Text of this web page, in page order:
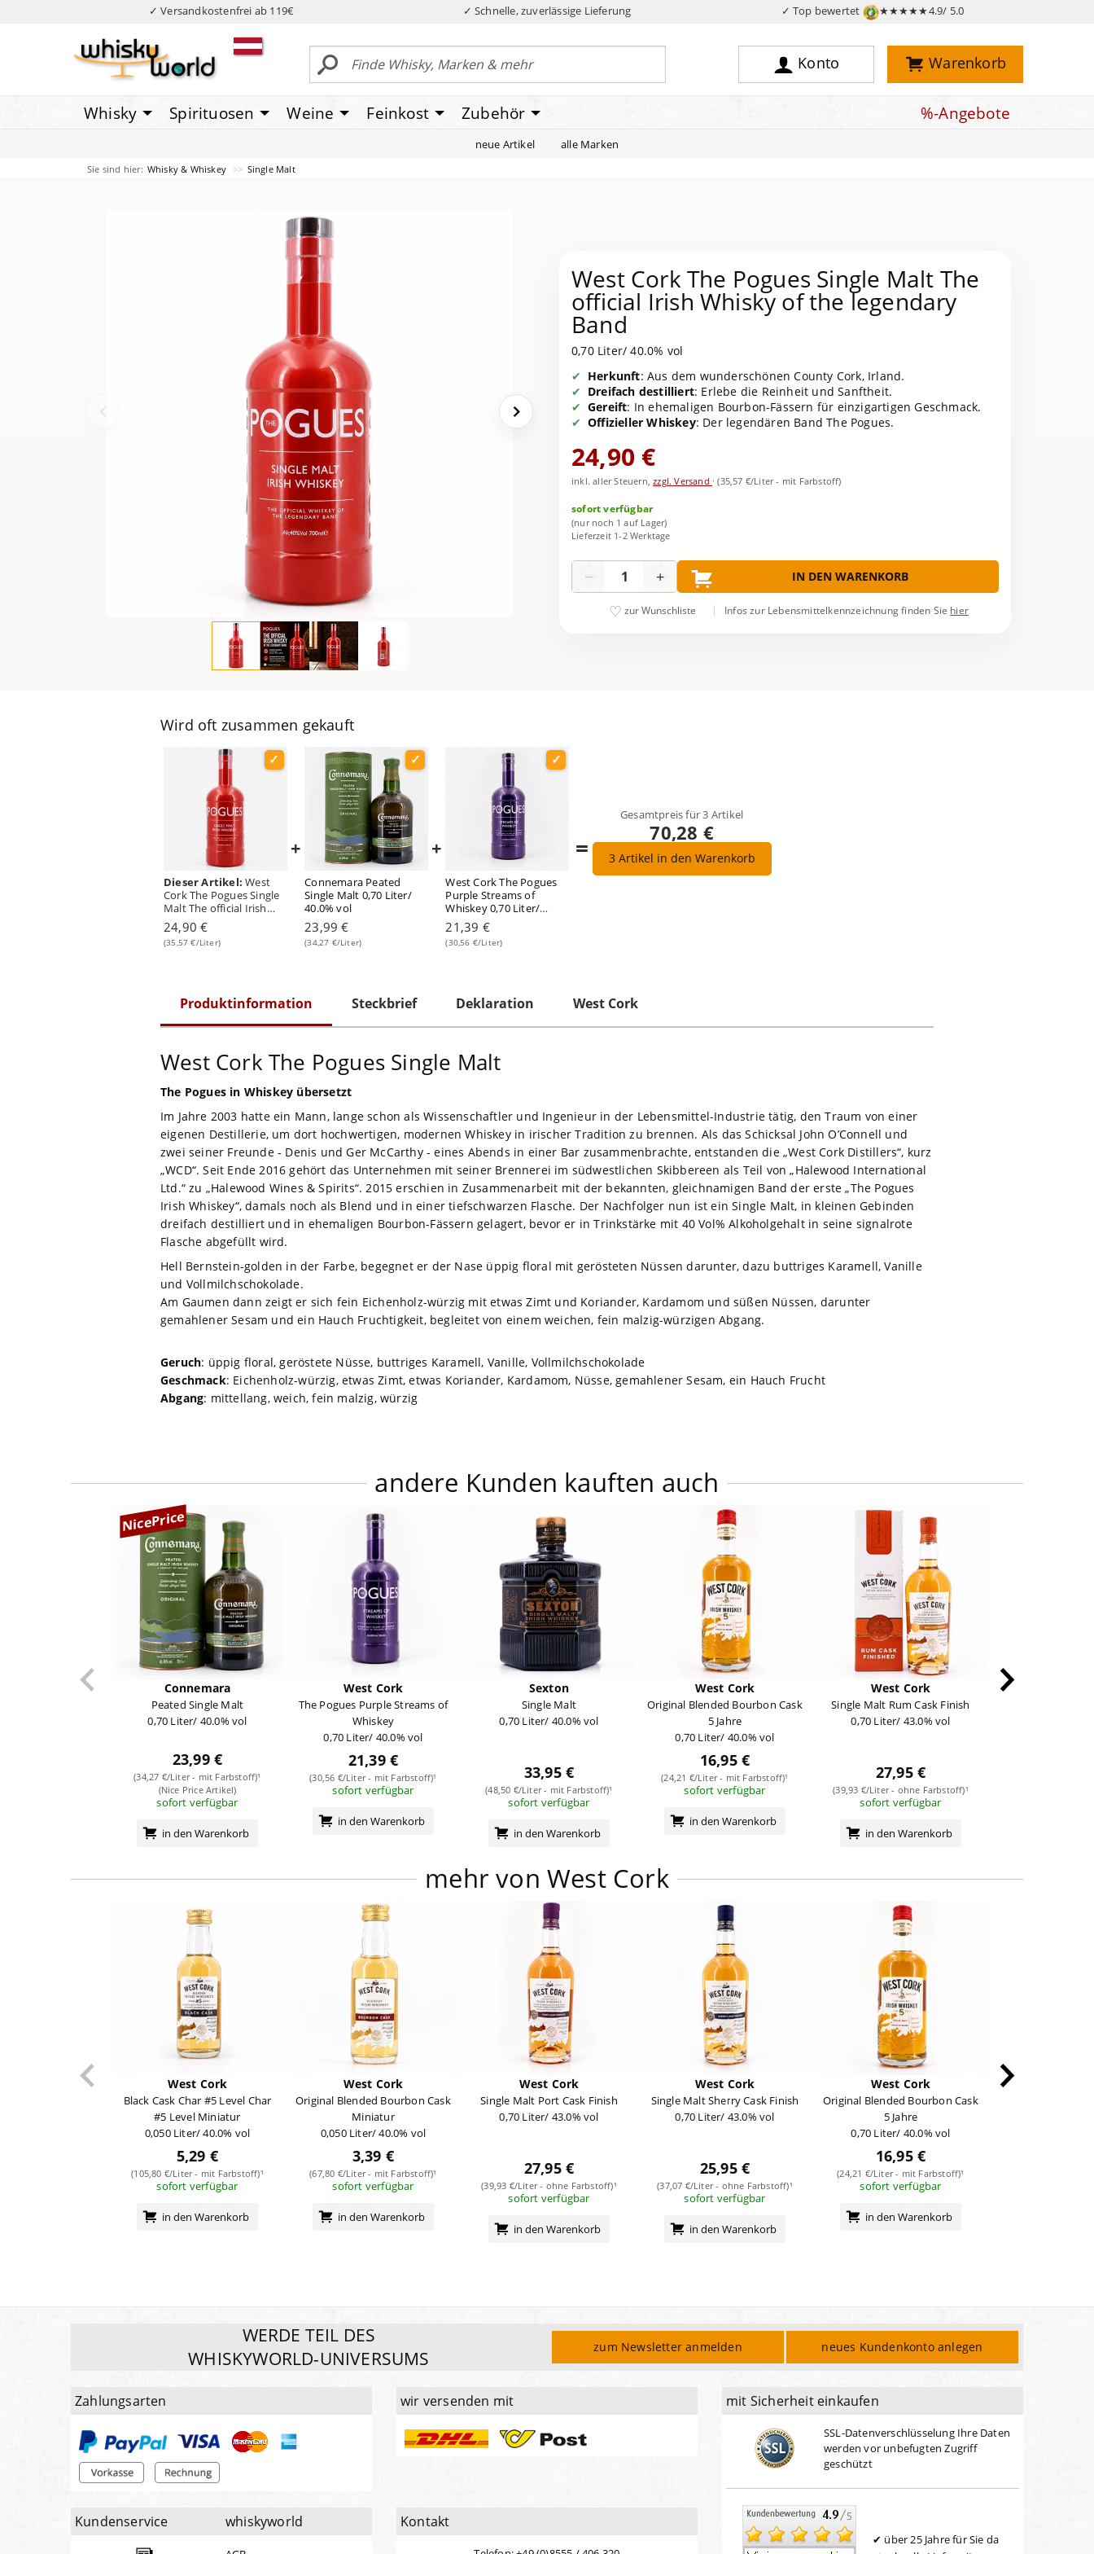
✓ Versandkostenfrei ab 119€ ✓ Schnelle, zuverlässige Lieferung ✓ Top bewertet ★★★★★4.9/ 5.0
Konto Warenkorb
Whisky Spirituosen Weine Feinkost Zubehör %-Angebote
neue Artikel alle Marken
Sie sind hier: Whisky & Whiskey Single Malt
West Cork The Pogues Single Malt The
official Irish Whisky of the legendary
Band
0,70 Liter/ 40.0% vol
Herkunft: Aus dem wunderschönen County Cork, Irland.
Dreifach destilliert: Erlebe die Reinheit und Sanftheit.
Gereift: In ehemaligen Bourbon-Fässern für einzigartigen Geschmack.
Offizieller Whiskey: Der legendären Band The Pogues.
24,90 €
inkl. aller Steuern,zzgl. Versand ·(35,57 €/Liter - mit Farbstoff)
sofort verfügbar
(nur noch 1 auf Lager)
Lieferzeit 1-2 Werktage
− + IN DEN WARENKORB
zur Wunschliste Infos zur Lebensmittelkennzeichnung finden Sie hier
Wird oft zusammen gekauft
Dieser Artikel: West
Cork The Pogues Single
Malt The official Irish
Whisky of the legendary
Band 0,70 Liter/ 40.0%
vol
24,90 €
(35,57 €/Liter)
+
Connemara Peated
Single Malt 0,70 Liter/
40.0% vol
23,99 €
(34,27 €/Liter)
+
West Cork The Pogues
Purple Streams of
Whiskey 0,70 Liter/
40.0% vol
21,39 €
(30,56 €/Liter)
=
Gesamtpreis für3 Artikel
70,28 €
3Artikel in den Warenkorb
Produktinformation Steckbrief Deklaration West Cork
West Cork The Pogues Single Malt
The Pogues in Whiskey übersetzt
Im Jahre 2003 hatte ein Mann, lange schon als Wissenschaftler und Ingenieur in der Lebensmittel-Industrie tätig, den Traum von einer
eigenen Destillerie, um dort hochwertigen, modernen Whiskey in irischer Tradition zu brennen. Als das Schicksal John O’Connell und
zwei seiner Freunde - Denis und Ger McCarthy - eines Abends in einer Bar zusammenbrachte, entstanden die „West Cork Distillers“, kurz
„WCD“. Seit Ende 2016 gehört das Unternehmen mit seiner Brennerei im südwestlichen Skibbereen als Teil von „Halewood International
Ltd.“ zu „Halewood Wines & Spirits“. 2015 erschien in Zusammenarbeit mit der bekannten, gleichnamigen Band der erste „The Pogues
Irish Whiskey“, damals noch als Blend und in einer tiefschwarzen Flasche. Der Nachfolger nun ist ein Single Malt, in kleinen Gebinden
dreifach destilliert und in ehemaligen Bourbon-Fässern gelagert, bevor er in Trinkstärke mit 40 Vol% Alkoholgehalt in seine signalrote
Flasche abgefüllt wird.
Hell Bernstein-golden in der Farbe, begegnet er der Nase üppig floral mit gerösteten Nüssen darunter, dazu buttriges Karamell, Vanille
und Vollmilchschokolade.
Am Gaumen dann zeigt er sich fein Eichenholz-würzig mit etwas Zimt und Koriander, Kardamom und süßen Nüssen, darunter
gemahlener Sesam und ein Hauch Fruchtigkeit, begleitet von einem weichen, fein malzig-würzigen Abgang.
Geruch: üppig floral, geröstete Nüsse, buttriges Karamell, Vanille, Vollmilchschokolade
Geschmack: Eichenholz-würzig, etwas Zimt, etwas Koriander, Kardamom, Nüsse, gemahlener Sesam, ein Hauch Frucht
Abgang: mittellang, weich, fein malzig, würzig
andere Kunden kauften auch
NicePrice
Connemara
Peated Single Malt
0,70 Liter/ 40.0% vol
23,99 €
(34,27 €/Liter - mit Farbstoff)¹
(Nice Price Artikel)
sofort verfügbar
in den Warenkorb
West Cork
The Pogues Purple Streams of
Whiskey
0,70 Liter/ 40.0% vol
21,39 €
(30,56 €/Liter - mit Farbstoff)¹
sofort verfügbar
in den Warenkorb
Sexton
Single Malt
0,70 Liter/ 40.0% vol
33,95 €
(48,50 €/Liter - mit Farbstoff)¹
sofort verfügbar
in den Warenkorb
West Cork
Original Blended Bourbon Cask
5 Jahre
0,70 Liter/ 40.0% vol
16,95 €
(24,21 €/Liter - mit Farbstoff)¹
sofort verfügbar
in den Warenkorb
West Cork
Single Malt Rum Cask Finish
0,70 Liter/ 43.0% vol
27,95 €
(39,93 €/Liter - ohne Farbstoff)¹
sofort verfügbar
in den Warenkorb
mehr von West Cork
West Cork
Black Cask Char #5 Level Char
#5 Level Miniatur
0,050 Liter/ 40.0% vol
5,29 €
(105,80 €/Liter - mit Farbstoff)¹
sofort verfügbar
in den Warenkorb
West Cork
Original Blended Bourbon Cask
Miniatur
0,050 Liter/ 40.0% vol
3,39 €
(67,80 €/Liter - mit Farbstoff)¹
sofort verfügbar
in den Warenkorb
West Cork
Single Malt Port Cask Finish
0,70 Liter/ 43.0% vol
27,95 €
(39,93 €/Liter - ohne Farbstoff)¹
sofort verfügbar
in den Warenkorb
West Cork
Single Malt Sherry Cask Finish
0,70 Liter/ 43.0% vol
25,95 €
(37,07 €/Liter - ohne Farbstoff)¹
sofort verfügbar
in den Warenkorb
West Cork
Original Blended Bourbon Cask
5 Jahre
0,70 Liter/ 40.0% vol
16,95 €
(24,21 €/Liter - mit Farbstoff)¹
sofort verfügbar
in den Warenkorb
WERDE TEIL DES
WHISKYWORLD-UNIVERSUMS
zum Newsletter anmelden neues Kundenkonto anlegen
Zahlungsarten wir versenden mit
Kundenservice whiskyworld Kontakt
mit Sicherheit einkaufen
SSL-Datenverschlüsselung Ihre Daten
werden vor unbefugten Zugriff
geschützt
über 25 Jahre für Sie da